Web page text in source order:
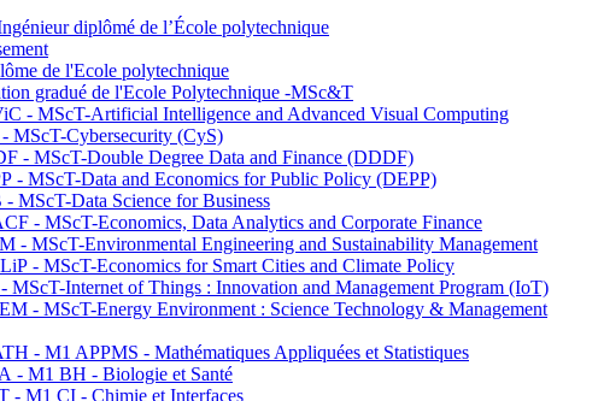
diplômé de l’École polytechnique
de l'Ecole polytechnique
gradué de l'Ecole Polytechnique -MSc&T
- MScT-Artificial Intelligence and Advanced Visual Computing
MScT-Cybersecurity (CyS)
- MScT-Double Degree Data and Finance (DDDF)
- MScT-Data and Economics for Public Policy (DEPP)
MScT-Data Science for Business
- MScT-Economics, Data Analytics and Corporate Finance
- MScT-Environmental Engineering and Sustainability Management
- MScT-Economics for Smart Cities and Climate Policy
MScT-Internet of Things : Innovation and Management Program (IoT)
- MScT-Energy Environment : Science Technology & Management
- M1 APPMS - Mathématiques Appliquées et Statistiques
- M1 BH - Biologie et Santé
- M1 CI - Chimie et Interfaces